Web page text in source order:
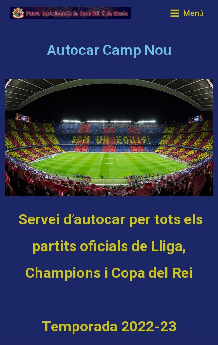
Menú
Autocar Camp Nou
Servei d’autocar per tots els
partits oficials de Lliga,
Champions i Copa del Rei
Temporada 2022-23